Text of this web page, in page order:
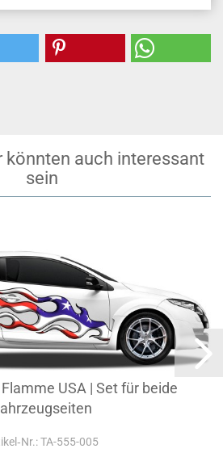
könnten auch interessant
sein
USA | Set für beide
TA-555-005